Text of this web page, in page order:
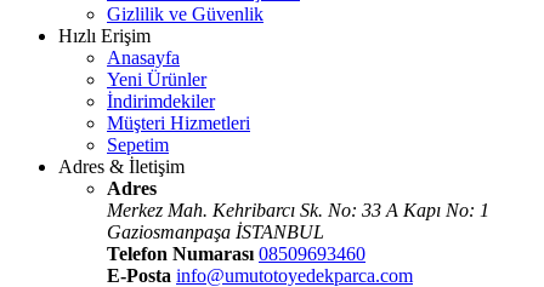
Gizlilik ve Güvenlik
Hızlı Erişim
Anasayfa
Yeni Ürünler
İndirimdekiler
Müşteri Hizmetleri
Sepetim
Adres & İletişim
Adres
Merkez Mah. Kehribarcı Sk. No: 33 A Kapı No: 1
Gaziosmanpaşa İSTANBUL
Telefon Numarası 08509693460
E-Posta info@umutotoyedekparca.com